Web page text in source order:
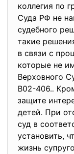
коллегия по
Суда РФ не
судебного
такие
в связи с
которые не
Верховного
В02-406..
защите
детей. При
суд в
установить,
жизнь